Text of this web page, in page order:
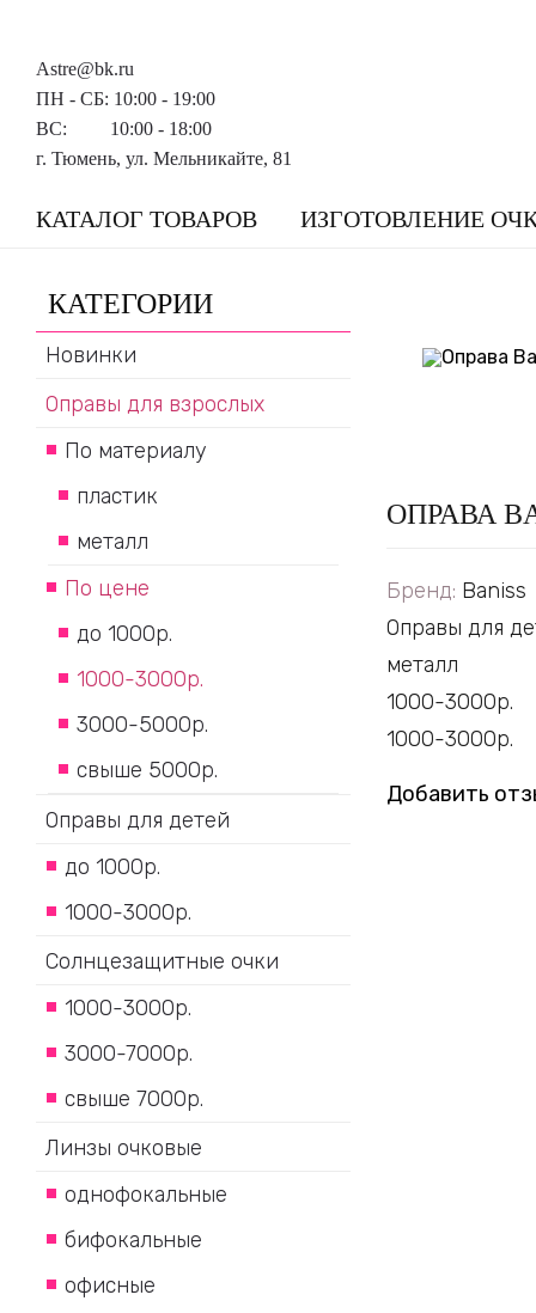
Astre@bk.ru
ПН - СБ: 10:00 - 19:00
ВС: 10:00 - 18:00
г. Тюмень, ул. Мельникайте, 81
КАТАЛОГ ТОВАРОВ ИЗГОТОВЛЕНИЕ
ОПРАВА
Бренд: Baniss
Оправы для
металл
1000-3000р.
1000-3000р.
Добавить
КАТЕГОРИИ
Новинки
Оправы для взрослых
По материалу
пластик
металл
По цене
до 1000р.
1000-3000р.
3000-5000р.
свыше 5000р.
Оправы для детей
до 1000р.
1000-3000р.
Солнцезащитные очки
1000-3000р.
3000-7000р.
свыше 7000р.
Линзы очковые
однофокальные
бифокальные
офисные